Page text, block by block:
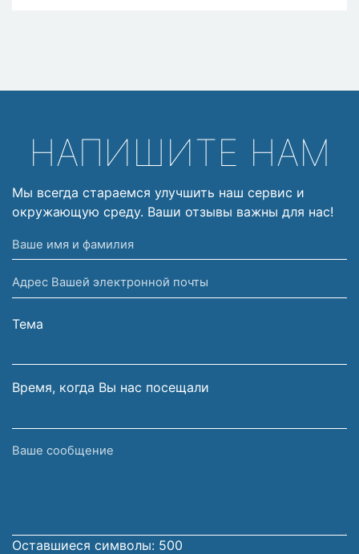
НАПИШИТЕ НАМ
Мы всегда стараемся улучшить наш сервис и
окружающую среду. Ваши отзывы важны для нас!
Ваше
имя
и
фамилия
Адрес
Вашей
электронной
Тема
Время, когда Вы нас посещали
Ваше
Оставшиеся символы: 500